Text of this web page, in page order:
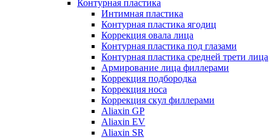
Контурная пластика
Интимная пластика
Контурная пластика ягодиц
Коррекция овала лица
Контурная пластика под глазами
Контурная пластика средней трети лица
Армирование лица филлерами
Коррекция подбородка
Коррекция носа
Коррекция скул филлерами
Aliaxin GP
Aliaxin EV
Aliaxin SR